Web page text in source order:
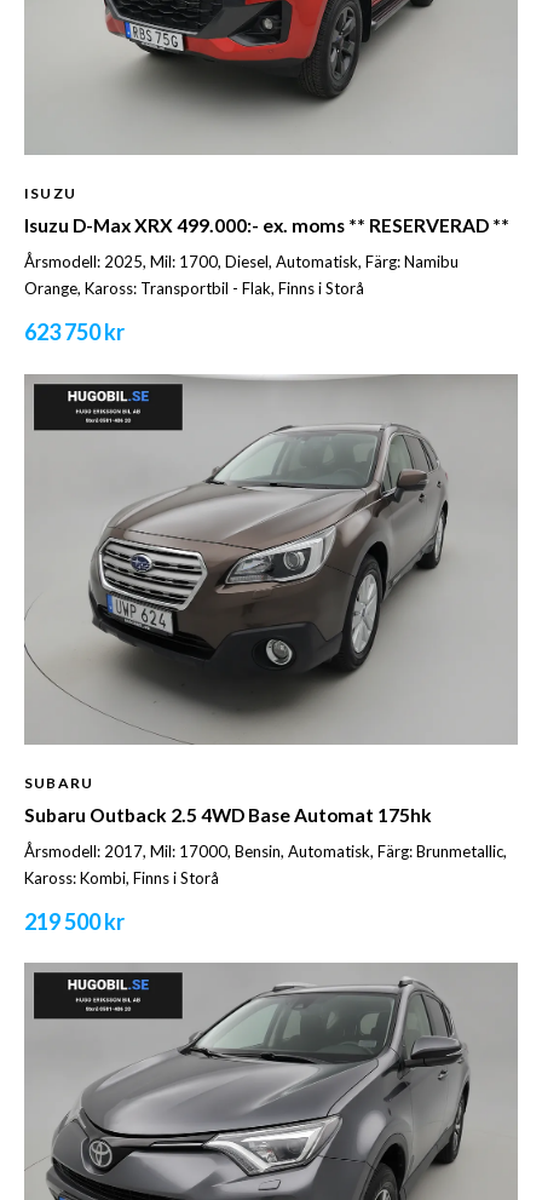
ISUZU
Isuzu D-Max XRX 499.000:- ex. moms ** RESERVERAD **
Årsmodell: 2025, Mil: 1700, Diesel, Automatisk, Färg: Namibu
Orange, Kaross: Transportbil - Flak, Finns i Storå
623 750 kr
SUBARU
Subaru Outback 2.5 4WD Base Automat 175hk
Årsmodell: 2017, Mil: 17000, Bensin, Automatisk, Färg: Brunmetallic,
Kaross: Kombi, Finns i Storå
219 500 kr